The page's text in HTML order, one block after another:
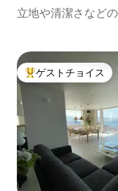
立地や清潔さなど
大好評のゲストチョ
ゲストチョイス